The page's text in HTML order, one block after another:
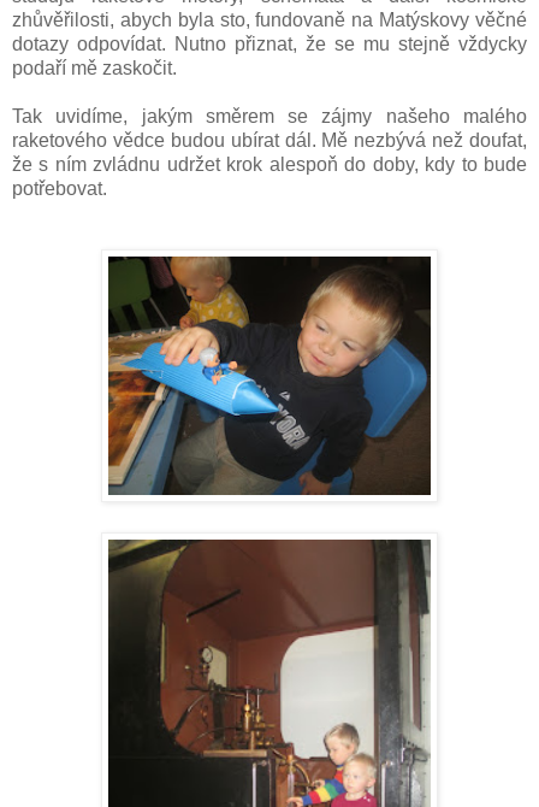
zhůvěřilosti, abych byla sto, fundovaně na Matýskovy věčné
dotazy odpovídat. Nutno přiznat, že se mu stejně vždycky
podaří mě zaskočit.
Tak uvidíme, jakým směrem se zájmy našeho malého
raketového vědce budou ubírat dál. Mě nezbývá než doufat,
že s ním zvládnu udržet krok alespoň do doby, kdy to bude
potřebovat.